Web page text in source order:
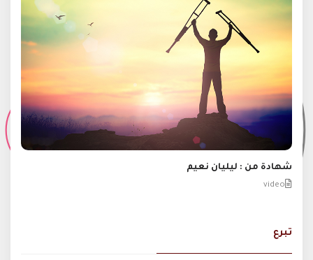
شهادة من : ليليان نعيم
video
تبرع